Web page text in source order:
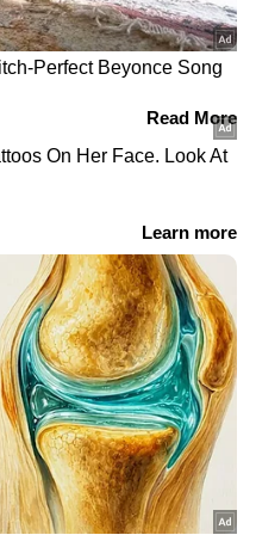
54 പേ‍ർക്കുള്ള ബസിൽ 160
പേർ, കുറ്റ്യാടി ചുരത്തിൽ
'പ്രിയദ‍ർശിനി'യുടെ എയർ
പൈപ്പും ജോയിന്റും പൊട്ടി,
എട്ടാം വളവിൽ ഇടിച്ച്
നിർത്തി കെഎസ്ർടിസി
ഡ്രൈവർ